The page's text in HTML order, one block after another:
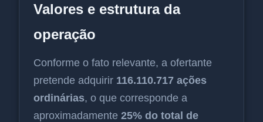
Valores e estrutura da
operação
Conforme o fato relevante, a ofertante
pretende adquirir 116.110.717 ações
ordinárias, o que corresponde a
aproximadamente 25% do total de